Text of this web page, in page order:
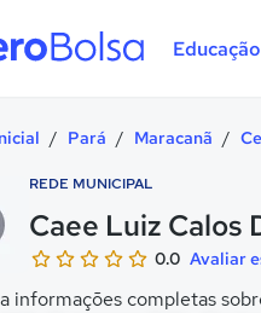
/ Pará / Maracanã /
REDE MUNICIPAL
Caee Luiz Calos
0.0 Avaliar
informações completas